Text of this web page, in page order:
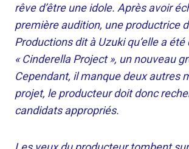
rêve d’être une idole. Après avoir
première audition, une productrice
Productions dit à Uzuki qu’elle a
« Cinderella Project », un nouveau
Cependant, il manque deux autres
projet, le producteur doit donc
candidats appropriés.